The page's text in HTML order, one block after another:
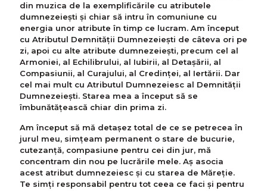
din muzica de la exemplificările cu atributele
dumnezeieşti şi chiar să intru în comuniune cu
energia unor atribute în timp ce lucram. Am început
cu Atributul Demnității Dumnezeiești de câteva ori pe
zi, apoi cu alte atribute dumnezeiești, precum cel al
Armoniei, al Echilibrului, al Iubirii, al Detașării, al
Compasiunii, al Curajului, al Credinței, al Iertării. Dar
cel mai mult cu Atributul Dumnezeiesc al Demnității
Dumnezeieşti. Starea mea a început să se
îmbunătățească chiar din prima zi.
Am început să mă detașez total de ce se petrecea în
jurul meu, simțeam permanent o stare de bucurie,
cutezanță, compasiune pentru cei din jur, mă
concentram din nou pe lucrările mele. Aș asocia
acest atribut dumnezeiesc și cu starea de Măreție.
Te simți responsabil pentru tot ceea ce faci și pentru